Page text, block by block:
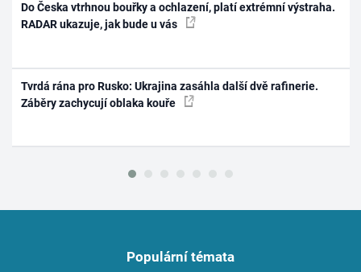
Do Česka vtrhnou bouřky a ochlazení, platí extrémní výstraha.
RADAR ukazuje, jak bude u vás
Tvrdá rána pro Rusko: Ukrajina zasáhla další dvě rafinerie.
Záběry zachycují oblaka kouře
Populární témata